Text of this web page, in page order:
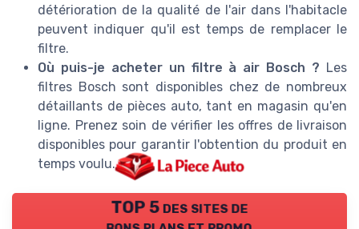
détérioration de la qualité de l'air dans l'habitacle
peuvent indiquer qu'il est temps de remplacer le
filtre.
Où puis-je acheter un filtre à air Bosch ? Les
filtres Bosch sont disponibles chez de nombreux
détaillants de pièces auto, tant en magasin qu'en
ligne. Prenez soin de vérifier les offres de livraison
disponibles pour garantir l'obtention du produit en
temps voulu.
TOP 5 des sites de